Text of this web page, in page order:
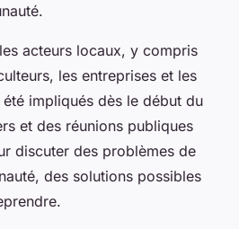
acteurs locaux, y compris
les entreprises et les
impliqués dès le début du
et des réunions publiques
discuter des problèmes de
des solutions possibles